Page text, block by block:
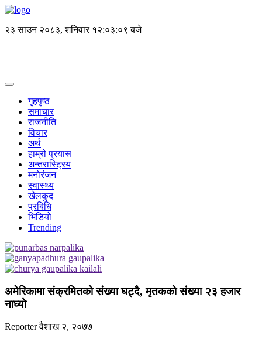
२३ साउन २०८३, शनिवार १२:०३:०९ बजे
गृहपृष्ठ
समाचार
राजनीति
विचार
अर्थ
हाम्रो प्रयास
अन्तरास्ट्रिय
मनोरंजन
स्वास्थ्य
खेलकुद
प्रबिधि
भिडियो
Trending
अमेरिकामा संक्रमितको संख्या घट्दै, मृतकको संख्या २३ हजार
नाघ्यो
Reporterवैशाख २, २०७७